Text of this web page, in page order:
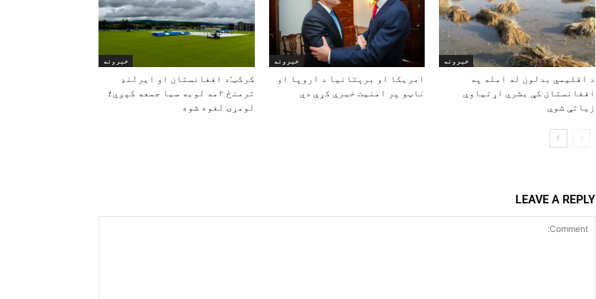
خبرونه
د اقلیمي بدلون له امله په
افغانستان کې بشري اړتیاوې
زیاتې شوې
خبرونه
امریکا او برېتانیا د اروپا او
ناټو پر امنیت خبرې کړې دي
خبرونه
کرکټ:د افغانستان او ایرلنډ
ترمنځ ۲مه لوبه سبا جمعه کېږي؛
لومړۍ لغوه شوه
LEAVE A REPLY